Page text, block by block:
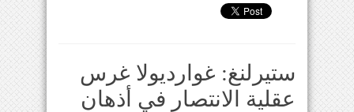
ستيرلنغ: غوارديولا غرس
عقلية الانتصار في أذهان